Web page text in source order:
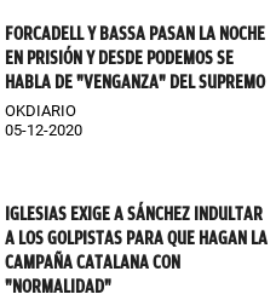
FORCADELL Y BASSA PASAN LA NOCHE
EN PRISIÓN Y DESDE PODEMOS SE
HABLA DE "VENGANZA" DEL SUPREMO
OKDIARIO
05-12-2020
IGLESIAS EXIGE A SÁNCHEZ INDULTAR
A LOS GOLPISTAS PARA QUE HAGAN LA
CAMPAÑA CATALANA CON
"NORMALIDAD"